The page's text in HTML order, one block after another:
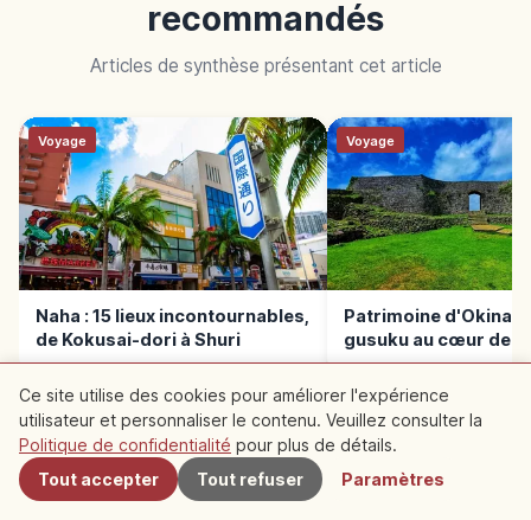
recommandés
Articles de synthèse présentant cet article
Voyage
Naha : 15 lieux incontournables,
de Kokusai-dori à Shuri
Voyage
Patrimoine
gusuku au cœur de
ryukyu
À proximité
Ce site utilise des cookies pour améliorer l'expérience
utilisateur et personnaliser le contenu. Veuillez consulter la
Politique de confidentialité pour plus de détails.
Tout accepter
Tout refuser Paramètres